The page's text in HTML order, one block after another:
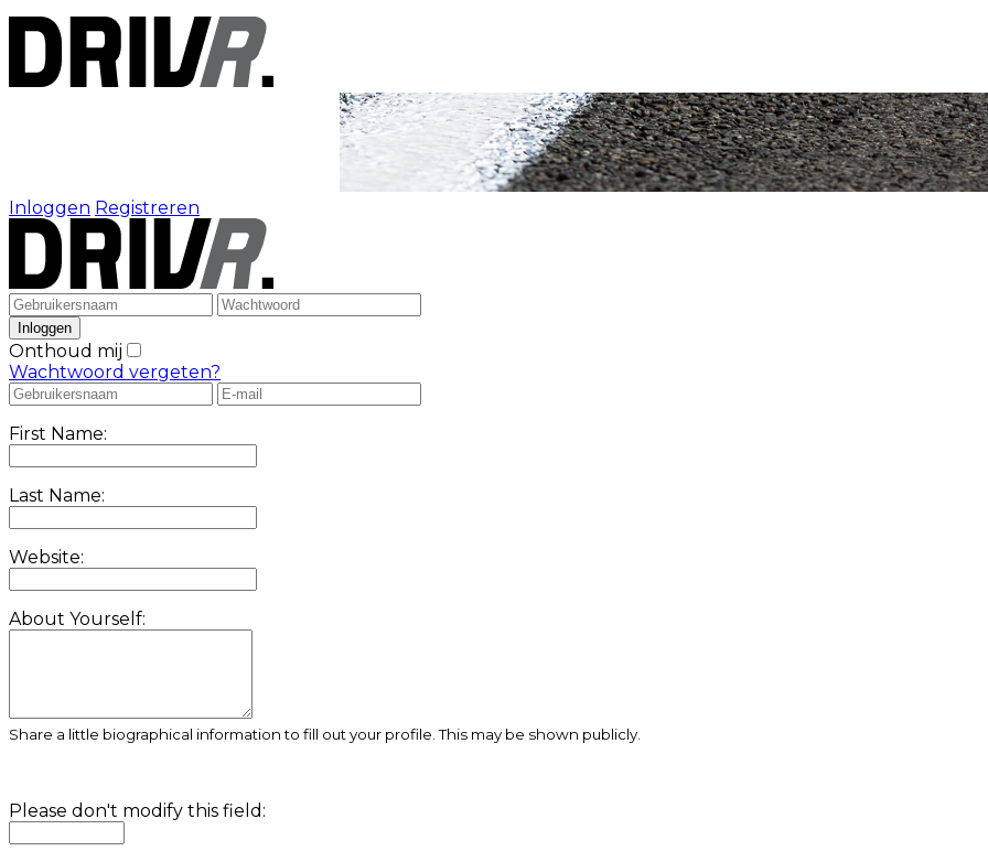
Inloggen Registreren
Onthoud mij
Wachtwoord vergeten?
First Name:
Last Name:
Website:
About Yourself:
Share a little biographical information to fill out your profile. This may be shown publicly.
Please don't modify this field: